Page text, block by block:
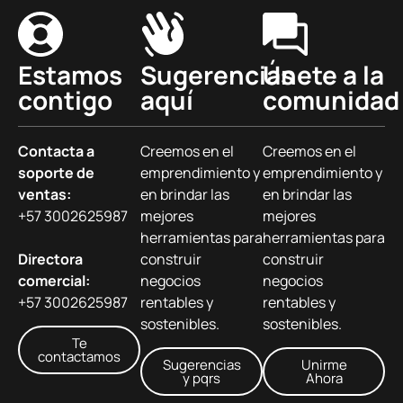
Estamos
contigo
Contacta a
soporte de
ventas:
+57 3002625987
Directora
comercial:
+57 3002625987
Te
contactamos
Sugerencias
aquí
Creemos en el
emprendimiento y
en brindar las
mejores
herramientas para
construir
negocios
rentables y
sostenibles.
Sugerencias
y pqrs
Únete a la
comunidad
Creemos en el
emprendimiento y
en brindar las
mejores
herramientas para
construir
negocios
rentables y
sostenibles.
Unirme
Ahora